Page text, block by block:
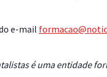
e-mail
é uma entidade